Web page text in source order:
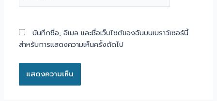
บันทึกชื่อ, อีเมล และชื่อเว็บไซต์ของฉันบนเบราว์เซอร์นี้
สำหรับการแสดงความเห็นครั้งถัดไป